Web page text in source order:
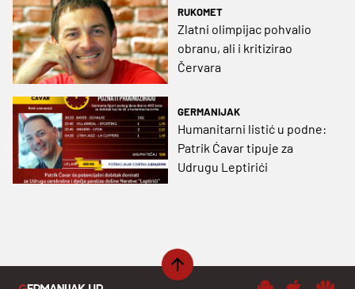
RUKOMET
Zlatni olimpijac pohvalio
obranu, ali i kritizirao
Červara
GERMANIJAK
Humanitarni listić u podne:
Patrik Ćavar tipuje za
Udrugu Leptirići